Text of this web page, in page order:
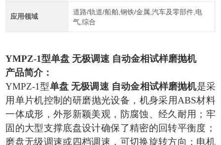
应用领域
道路/轨道/船舶,钢铁/金属,汽车及零部件,电
气,综合
YMPZ-1型单盘 无极调速 自动金相试样磨抛机
产品简介：
YMPZ-1型单盘 无极调速 自动金相试样磨抛机是采
用单片机控制的研磨抛光设备，机身采用ABS材料
一体成形，外形新颖美观，防腐蚀、经久耐用；牢
固的大型支撑底盘设计确保了精密的回转平衡度；
磨盘无级调速或四档调速，可切换旋转方向；电机